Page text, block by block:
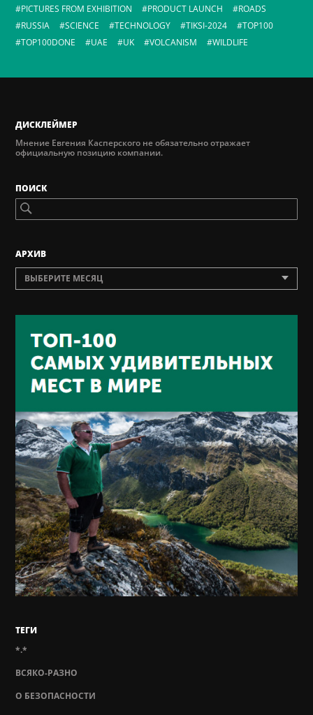
PICTURES FROM EXHIBITION
PRODUCT LAUNCH
ROADS
RUSSIA
SCIENCE TECHNOLOGY TIKSI-2024
TOP100
TOP100DONE
UAE UK VOLCANISM WILDLIFE
ДИСКЛЕЙМЕР
Мнение Евгения Касперского не обязательно отражает
официальную позицию компании.
ПОИСК
AРХИВ
ВЫБЕРИТЕ МЕСЯЦ
ТЕГИ
*.*
ВСЯКО-РАЗНО
О БЕЗОПАСНОСТИ